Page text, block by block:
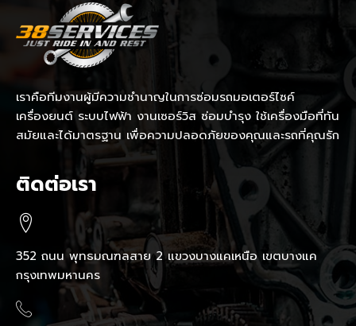
เราคือทีมงานผู้มีความชำนาญในการซ่อมรถมอเตอร์ไซค์
เครื่องยนต์ ระบบไฟฟ้า งานเซอร์วิส ซ่อมบำรุง ใช้เครื่องมือที่ทัน
สมัยและได้มาตรฐาน เพื่อความปลอดภัยของคุณและรถที่คุณรัก
ติดต่อเรา
352 ถนน พุทธมณฑลสาย 2 แขวงบางแคเหนือ เขตบางแค
กรุงเทพมหานคร